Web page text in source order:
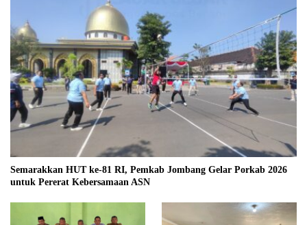
Semarakkan HUT ke-81 RI, Pemkab Jombang Gelar Porkab 2026
untuk Pererat Kebersamaan ASN